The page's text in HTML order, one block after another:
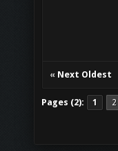
« Next Oldest
Pages (2): 1 2